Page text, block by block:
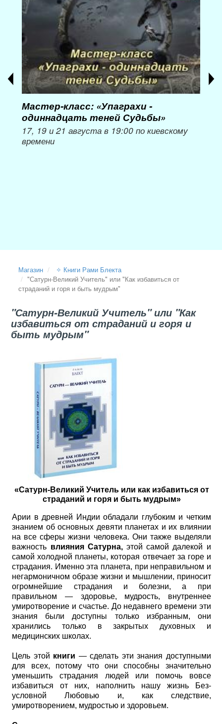
Мастер-класс: «Упаграхи -
одиннадцать теней Судьбы»
17, 19 и 21 августа в 19:00 по киевскому
времени
Магазин
✧ Книги Рами Блекта
"Сатурн-Великий Учитель" или "Как избавиться от
страданий и горя и быть мудрым"
"Сатурн-Великий Учитель" или "Как
избавиться от страданий и горя и
быть мудрым"
«Сатурн-Великий Учитель или как избавиться от
страданий и горя и быть мудрым»
Арии в древней Индии обладали глубоким и четким
знанием об основных девяти планетах и их влиянии
на все сферы жизни человека. Они также выделяли
важность влияния Сатурна,этой самой далекой и
самой холодной планеты, которая отвечает за горе и
страдания. Именно эта планета, при неправильном и
негармоничном образе жизни и мышлении, приносит
огромнейшие страдания и болезни, а при
правильном — здоровье, мудрость, внутреннее
умиротворение и счастье. До недавнего времени эти
знания были доступны только избранным, они
хранились только в закрытых духовных и
медицинских школах.
Цель этой книги — сделать эти знания доступными
для всех, потому что они способны значительно
уменьшить страдания людей или помочь вовсе
избавиться от них, наполнить нашу жизнь Без-
условной Любовью и, как следствие,
умиротворением, мудростью и здоровьем.